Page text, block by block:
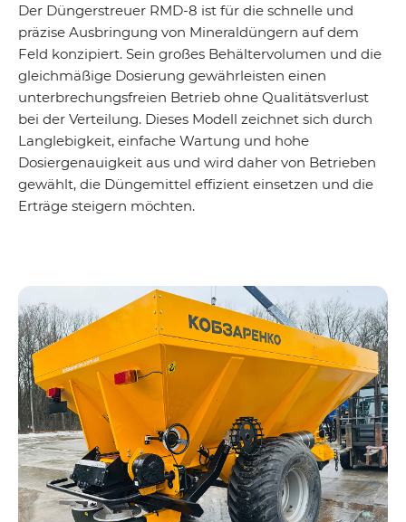
Der Düngerstreuer RMD-8 ist für die schnelle und
präzise Ausbringung von Mineraldüngern auf dem
Feld konzipiert. Sein großes Behältervolumen und die
gleichmäßige Dosierung gewährleisten einen
unterbrechungsfreien Betrieb ohne Qualitätsverlust
bei der Verteilung. Dieses Modell zeichnet sich durch
Langlebigkeit, einfache Wartung und hohe
Dosiergenauigkeit aus und wird daher von Betrieben
gewählt, die Düngemittel effizient einsetzen und die
Erträge steigern möchten.